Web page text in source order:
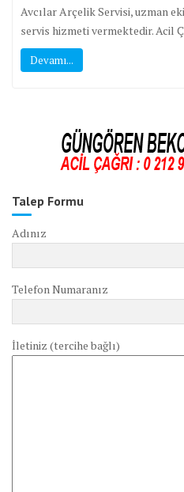
Avcılar Arçelik Servisi, uzman
servis hizmeti vermektedir. Acil
Devamı...
Talep Formu
Adınız
Telefon Numaranız
İletiniz (tercihe bağlı)